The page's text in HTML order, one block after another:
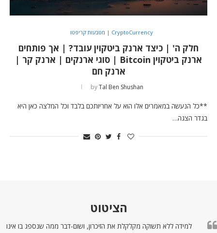
CryptoCurrency | מטבעות קריפטו
חלק ה' | כיצד ארנק ביטקוין עובד? | אך פותחים
ארנק ביטקוין Bitcoin | סוגי ארנקים | ארנק קר |
ארנק חם
byTal Ben Shushan
**כל הנעשה במאמרים אלו הוא על אחריותכם בלבד וכל המלצה כאן היא
בגדר הצגה…
הציטוט
למידה ללא תשוקה מקלקלת את הזיכרון, ושום-דבר ממה שנספג בו אינו